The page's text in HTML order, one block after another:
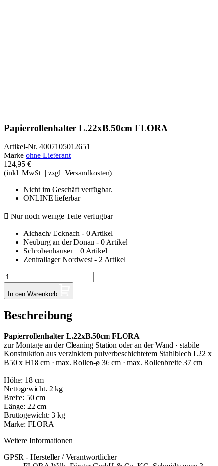
Papierrollenhalter L.22xB.50cm FLORA
Artikel-Nr. 4007105012651
Marke ohne Lieferant
124,95 €
(inkl. MwSt. | zzgl. Versandkosten)
Nicht im Geschäft verfügbar.
ONLINE lieferbar
 Nur noch wenige Teile verfügbar
Aichach/ Ecknach - 0 Artikel
Neuburg an der Donau - 0 Artikel
Schrobenhausen - 0 Artikel
Zentrallager Nordwest - 2 Artikel
In den Warenkorb
Beschreibung
Papierrollenhalter L.22xB.50cm FLORA
zur Montage an der Cleaning Station oder an der Wand · stabile
Konstruktion aus verzinktem pulverbeschichtetem Stahlblech L22 x
B50 x H18 cm · max. Rollen-ø 36 cm · max. Rollenbreite 37 cm
Höhe: 18 cm
Nettogewicht: 2 kg
Breite: 50 cm
Länge: 22 cm
Bruttogewicht: 3 kg
Marke: FLORA
Weitere Informationen
GPSR - Hersteller / Verantwortlicher